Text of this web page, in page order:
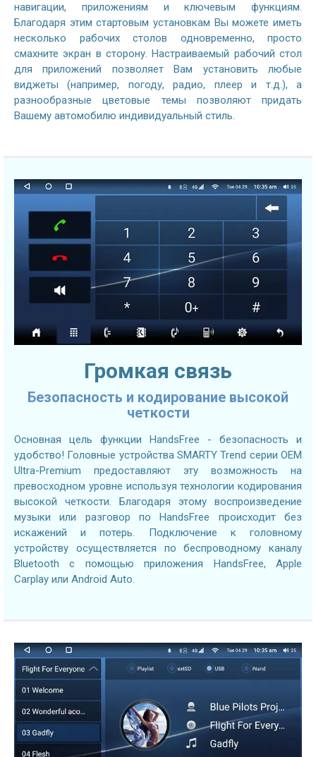
навигации, приложениям и ключевым функциям.
Благодаря этим стартовым установкам Вы можете иметь
несколько рабочих столов одновременно, просто
смахните экран в сторону. Настраиваемый рабочий стол
для приложений позволяет Вам установить любые
виджеты (например, погоду, радио, плеер и т.д.), а
разнообразные цветовые темы позволяют придать
Вашему автомобилю индивидуальный стиль.
Громкая связь
Безопасность и кодирование высокой
четкости
Основная цель функции HandsFree - безопасность и
удобство! Головные устройства SMARTY Trend серии OEM
Ultra-Premium предоставляют эту возможность на
превосходном уровне используя технологии кодирования
высокой четкости. Благодаря этому воспроизведение
музыки или разговор по HandsFree происходит без
искажений и потерь. Подключение к головному
устройству осуществляется по беспроводному каналу
Bluetooth с помощью приложения HandsFree, Apple
Carplay или Android Auto.